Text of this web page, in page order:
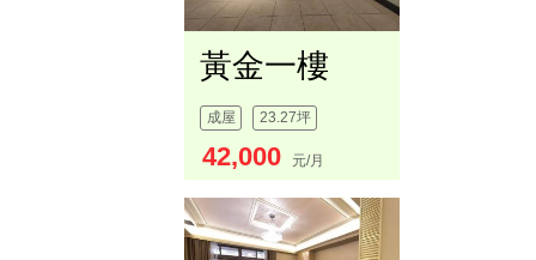
黃金一樓
成屋 23.27坪
42,000 元/月